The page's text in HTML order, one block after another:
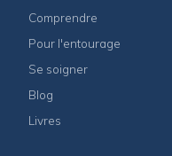
Comprendre
Pour l'entourage
Se soigner
Blog
Livres